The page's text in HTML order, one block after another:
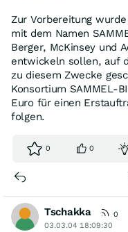
Zur Vorbereitung
mit dem Namen
Berger, McKinsey und
entwickeln sollen, auf
zu diesem Zwecke
Konsortium SAMMEL-
Euro für einen
folgen.
0 0
Tschakka
0
03.03.04 18:09:30